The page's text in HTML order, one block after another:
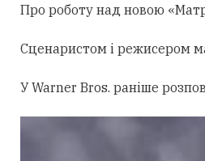
Про роботу над новою
Сценаристом і режисером
У Warner Bros. раніше